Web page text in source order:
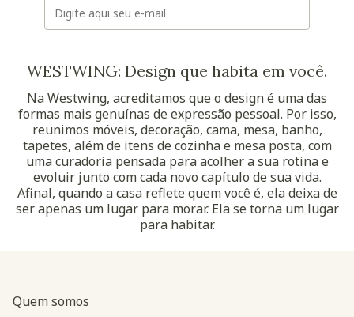
WESTWING: Design que habita em você.
Na Westwing, acreditamos que o design é uma das
formas mais genuínas de expressão pessoal. Por isso,
reunimos móveis, decoração, cama, mesa, banho,
tapetes, além de itens de cozinha e mesa posta, com
uma curadoria pensada para acolher a sua rotina e
evoluir junto com cada novo capítulo de sua vida.
Afinal, quando a casa reflete quem você é, ela deixa de
ser apenas um lugar para morar. Ela se torna um lugar
para habitar.
Quem somos